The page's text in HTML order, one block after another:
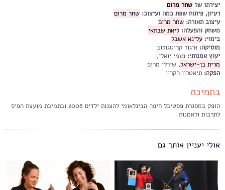
יצירתו של שחר מרום
רעיון, פיתוח שפת במה ועיצוב: שחר מרום
עיצוב תאורה: שחר מרום
משחק והפעלה: ליאת שבתאי
בימוי: עלינא אשבל
מוסיקה: איגור קרוטגולוב
יעוץ אמנותי: נעמי יואלי,
מרית בן-ישראל, שירלי מרום
הפקה: תיאטרון הקרון
בתמיכת
הופק במסגרת פסטיבל חיפה הבינלאומי להצגות ילדים 2008 ובתמיכת מועצת הפיס
לתרבות ולאמנות
אולי יעניין אותך גם